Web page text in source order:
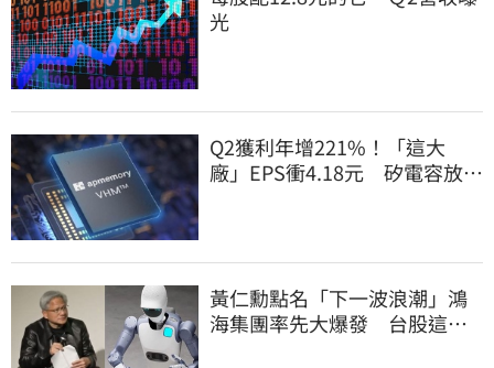
光
Q2獲利年增221%！「這大
廠」EPS衝4.18元 矽電容放量
黃仁勳點名「下一波浪潮」鴻
海集團率先大爆發 台股這族